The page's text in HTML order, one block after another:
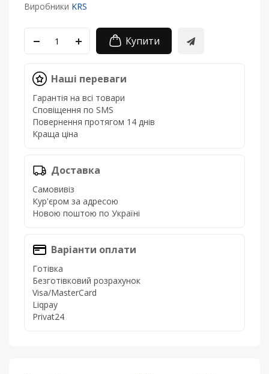
Виробники KRS
Купити
Наші переваги
Гарантія на всі товари
Сповіщення по SMS
Повернення протягом 14 днів
Краща ціна
Доставка
Самовивіз
Кур'єром за адресою
Новою поштою по Україні
Варіанти оплати
Готівка
Безготівковий розрахунок
Visa/MasterCard
Liqpay
Privat24